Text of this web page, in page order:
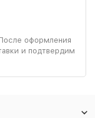
оформления
и подтвердим